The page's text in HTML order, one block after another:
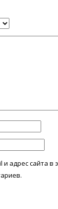
адрес сайта в